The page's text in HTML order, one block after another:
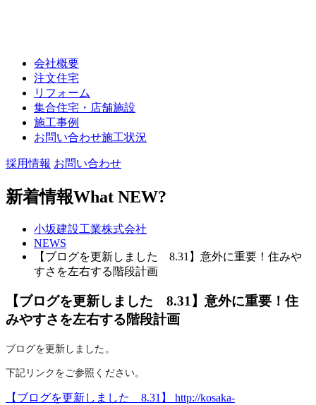
会社概要
注文住宅
リフォーム
集合住宅・店舗施設
施工事例
お問い合わせ施工状況
採用情報 お問い合わせ
新着情報What NEW?
小坂建設工業株式会社
NEWS
【ブログを更新しました 8.31】意外に重要！住みや
すさを左右する階段計画
【ブログを更新しました 8.31】意外に重要！住
みやすさを左右する階段計画
ブログを更新しました。
下記リンクをご参照ください。
【ブログを更新しました 8.31】 http://kosaka-